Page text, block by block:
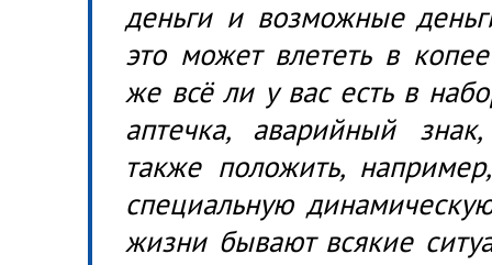
деньги и возможные
это может влететь в
же всё ли у вас есть в
аптечка, аварийный
также положить,
специальную
жизни бывают всякие